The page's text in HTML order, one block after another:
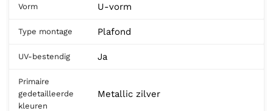
Vorm U-vorm
Type montage Plafond
UV-bestendig Ja
Primaire
gedetailleerde
kleuren
Metallic zilver